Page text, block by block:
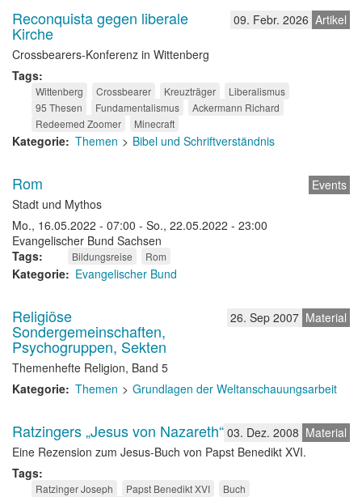
Artikel
09. Febr. 2026
Reconquista gegen liberale
Kirche
Crossbearers-Konferenz in Wittenberg
Tags
Wittenberg Crossbearer Kreuzträger
Liberalismus
95 Thesen
Fundamentalismus
Ackermann Richard
Redeemed Zoomer
Minecraft
Kategorie Themen Bibel und Schriftverständnis
Events
Rom
Stadt und Mythos
Mo., 16.05.2022 - 07:00 - So., 22.05.2022 - 23:00
Evangelischer Bund Sachsen
Tags
Bildungsreise Rom
Kategorie Evangelischer Bund
Material
26. Sep 2007
Religiöse
Sondergemeinschaften,
Psychogruppen, Sekten
Themenhefte Religion, Band 5
Kategorie Themen Grundlagen der Weltanschauungsarbeit
Material
03. Dez. 2008
Ratzingers „Jesus von Nazareth“
Eine Rezension zum Jesus-Buch von Papst Benedikt XVI.
Tags
Ratzinger Joseph Papst Benedikt XVI
Buch